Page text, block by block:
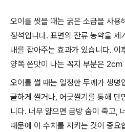
오이를 씻을 때는 굵은 소금을 사용
정석입니다. 표면의 잔류 농약을 제
내를 잡아주는 효과가 있습니다. 이
양쪽 쓴맛이 나는 꼭지 부분은 2cm
오이를 썰 때는 일정한 두께가 생
글하게 썰거나, 어긋썰기를 통해 단
니다. 너무 얇으면 금방 숨이 죽고,
때문에 이 수치를 지키는 것이 중요